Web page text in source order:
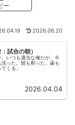
ー
2026.06.20
試合の朝）
いつも適当な俺だが、今
った。髭も剃った。歯も
くる」
2026.04.04